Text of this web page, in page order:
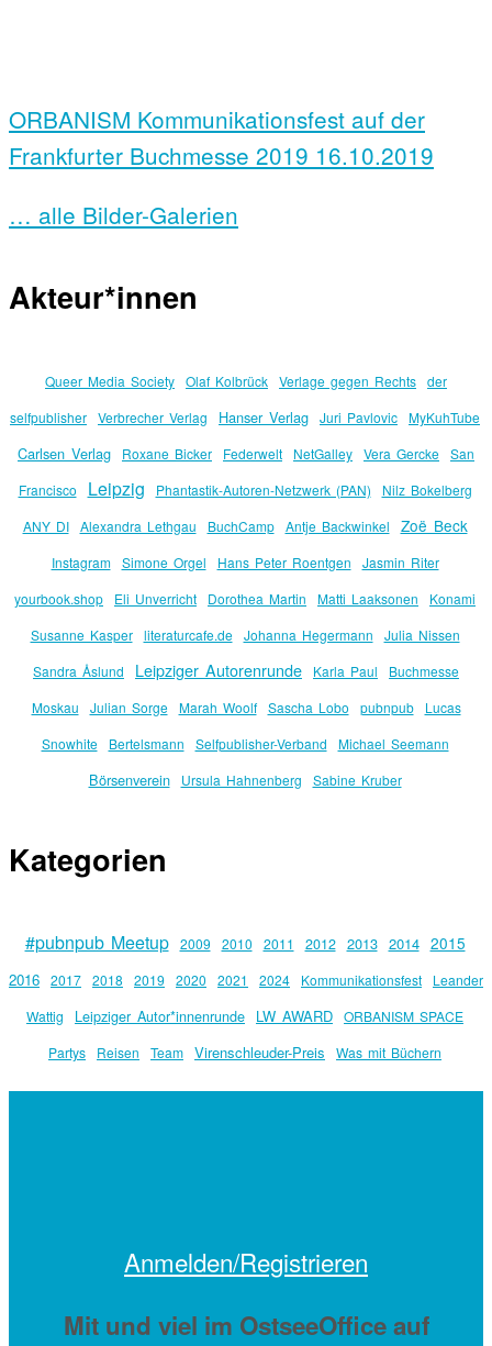
ORBANISM Kommunikationsfest auf der
Frankfurter Buchmesse 2019 16.10.2019
… alle Bilder-Galerien
Akteur*innen
Queer Media Society Olaf Kolbrück Verlage gegen Rechts der
selfpublisher Verbrecher Verlag Hanser Verlag Juri Pavlovic MyKuhTube
Carlsen Verlag Roxane Bicker Federwelt NetGalley Vera Gercke San
Francisco
Leipzig Phantastik-Autoren-Netzwerk (PAN)
Nilz Bokelberg
ANY DI
Alexandra Lethgau BuchCamp Antje Backwinkel Zoë Beck
Instagram Simone Orgel Hans Peter Roentgen
Jasmin Riter
yourbook.shop
Eli Unverricht Dorothea Martin Matti Laaksonen
Konami
Susanne Kasper
literaturcafe.de Johanna Hegermann
Julia Nissen
Sandra Åslund
Leipziger Autorenrunde Karla Paul
Buchmesse
Moskau
Julian Sorge Marah Woolf Sascha Lobo pubnpub
Lucas
Snowhite
Bertelsmann Selfpublisher-Verband Michael Seemann
Börsenverein Ursula Hahnenberg Sabine Kruber
Kategorien
#pubnpub Meetup 2009 2010 2011 2012 2013 2014 2015
2016 2017 2018 2019 2020 2021 2024 Kommunikationsfest
Leander
Wattig
Leipziger Autor*innenrunde LW AWARD ORBANISM SPACE
Partys
Reisen Team Virenschleuder-Preis Was mit Büchern
Anmelden/Registrieren
Mit und viel im OstseeOffice auf